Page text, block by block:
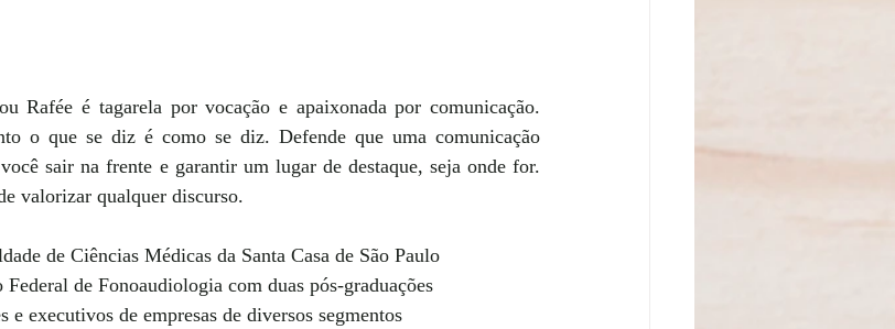
Rafée é tagarela por vocação e apaixonada por comunicação.
o que se diz é como se diz. Defende que uma comunicação
sair na frente e garantir um lugar de destaque, seja onde for.
valorizar qualquer discurso.
de Ciências Médicas da Santa Casa de São Paulo
de Fonoaudiologia com duas pós-graduações
executivos de empresas de diversos segmentos